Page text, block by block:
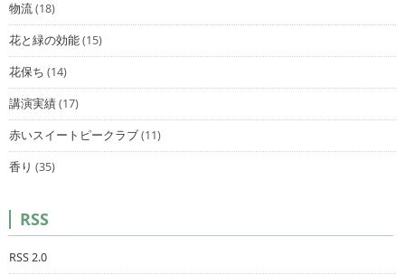
物流(18)
花と緑の効能(15)
花保ち (14)
講演実績(17)
赤いスイートピークラブ(11)
香り (35)
RSS
RSS 2.0